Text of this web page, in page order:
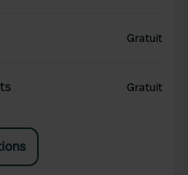
Gratuit
Gratuit